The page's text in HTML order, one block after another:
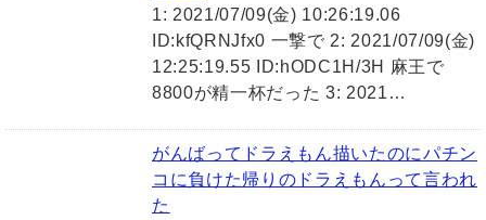
1: 2021/07/09(金) 10:26:19.06
ID:kfQRNJfx0 一撃で 2: 2021/07/09(金)
12:25:19.55 ID:hODC1H/3H 麻王で
8800が精一杯だった 3: 2021…
がんばってドラえもん描いたのにパチン
コに負けた帰りのドラえもんって言われ
た